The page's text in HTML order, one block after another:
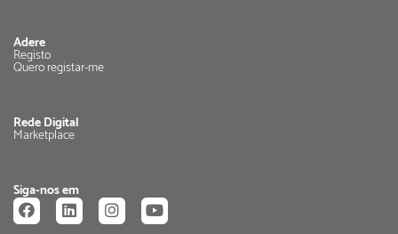
Adere
Registo
Quero registar-me
Rede Digital
Marketplace
Siga-nos em